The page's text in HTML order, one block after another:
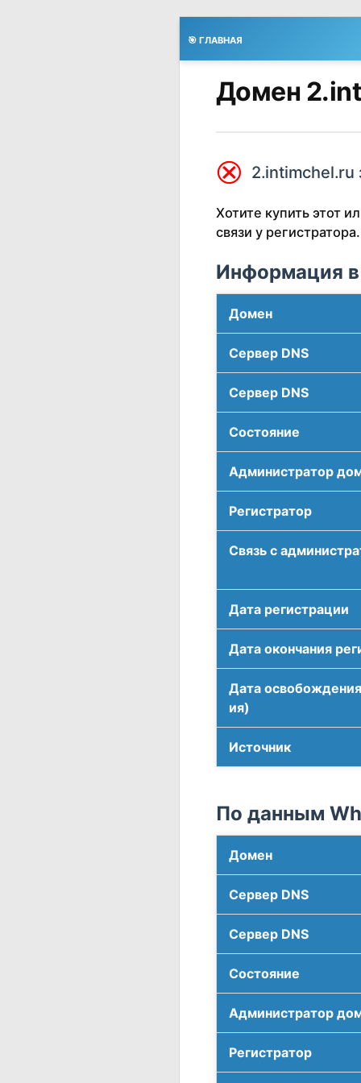
🎯 ГЛАВНАЯ
Домен
⮿ 2.intimchel.ru
Хотите купить этот
связи у регистратора.
Информация в
Домен
Сервер DNS
Сервер DNS
Соcтояние
Администратор
Регистратор
Связь с
Дата регистрации
Дата окончания
Дата
ия)
Источник
По данным
Домен
Сервер DNS
Сервер DNS
Соcтояние
Администратор
Регистратор